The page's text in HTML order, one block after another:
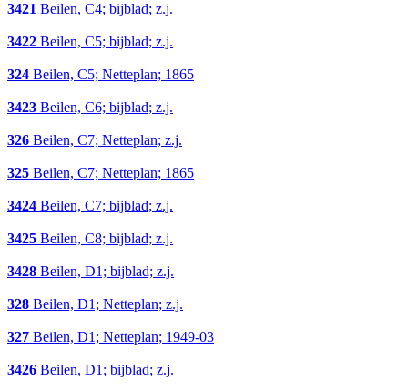
3421 Beilen, C4; bijblad; z.j.
3422 Beilen, C5; bijblad; z.j.
324 Beilen, C5; Netteplan; 1865
3423 Beilen, C6; bijblad; z.j.
326 Beilen, C7; Netteplan; z.j.
325 Beilen, C7; Netteplan; 1865
3424 Beilen, C7; bijblad; z.j.
3425 Beilen, C8; bijblad; z.j.
3428 Beilen, D1; bijblad; z.j.
328 Beilen, D1; Netteplan; z.j.
327 Beilen, D1; Netteplan; 1949-03
3426 Beilen, D1; bijblad; z.j.